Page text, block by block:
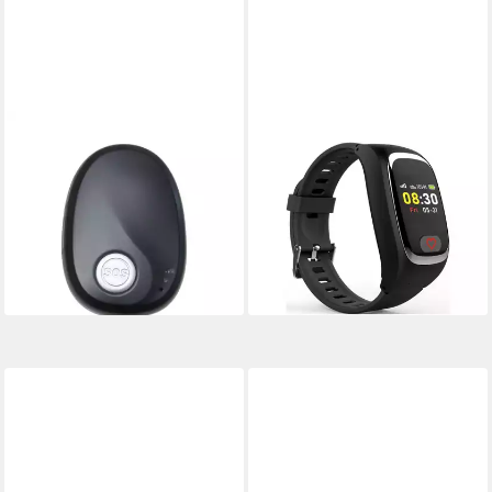
Krankenpflegeuhr
Notruftracker NTX320
227,90 €
lieferbar - in 2-3 Werktagen bei dir
Krankenpflegeuhr Notrufuhr
für Senioren NPC182S mit
GeoTRAX Portal
279,90 €
lieferbar - in 2-3 Werktagen bei dir